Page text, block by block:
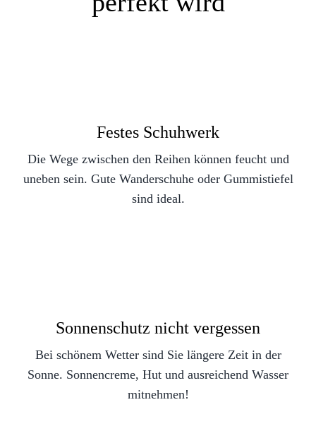
Festes Schuhwerk
Die Wege zwischen den Reihen können feucht und
uneben sein. Gute Wanderschuhe oder Gummistiefel
sind ideal.
Sonnenschutz nicht vergessen
Bei schönem Wetter sind Sie längere Zeit in der
Sonne. Sonnencreme, Hut und ausreichend Wasser
mitnehmen!